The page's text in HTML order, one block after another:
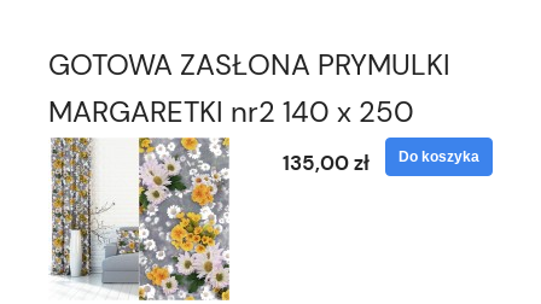
GOTOWA ZASŁONA PRYMULKI
MARGARETKI nr2 140 x 250
135,00 zł Do koszyka